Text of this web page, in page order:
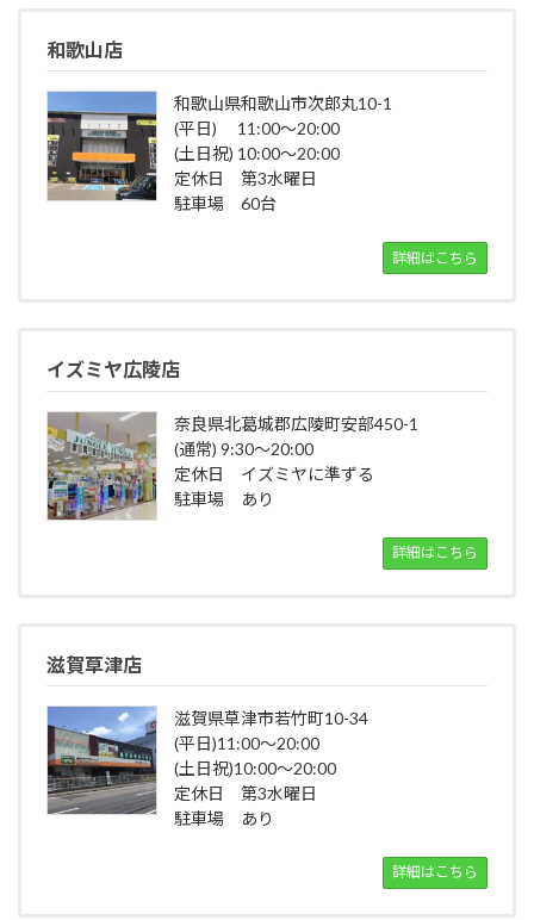
和歌山店
和歌山県和歌山市次郎丸10-1
(平日) 11:00～20:00
(土日祝) 10:00～20:00
定休日 第3水曜日
駐車場 60台
詳細はこちら
イズミヤ広陵店
奈良県北葛城郡広陵町安部450-1
(通常) 9:30～20:00
定休日 イズミヤに準ずる
駐車場 あり
詳細はこちら
滋賀草津店
滋賀県草津市若竹町10-34
(平日)11:00～20:00
(土日祝)10:00～20:00
定休日 第3水曜日
駐車場 あり
詳細はこちら